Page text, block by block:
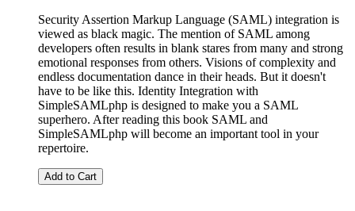
Security Assertion Markup Language (SAML) integration is
viewed as black magic. The mention of SAML among
developers often results in blank stares from many and strong
emotional responses from others. Visions of complexity and
endless documentation dance in their heads. But it doesn't
have to be like this. Identity Integration with
SimpleSAMLphp is designed to make you a SAML
superhero. After reading this book SAML and
SimpleSAMLphp will become an important tool in your
repertoire.
Add to Cart